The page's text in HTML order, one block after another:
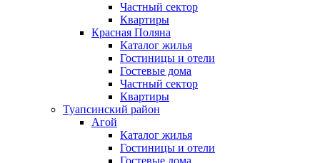
Частный сектор
Квартиры
Красная Поляна
Каталог жилья
Гостиницы и отели
Гостевые дома
Частный сектор
Квартиры
Туапсинский район
Агой
Каталог жилья
Гостиницы и отели